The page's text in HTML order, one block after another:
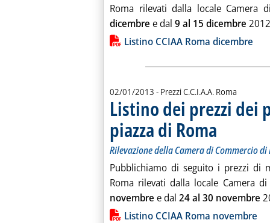
Roma rilevati dalla locale Camera
dicembre e dal 9 al 15 dicembre
Lista allegati PDF alla notizia
Listino CCIAA Roma dicembre
02/01/2013 - Prezzi C.C.I.A.A. Roma
Listino dei prezzi
piazza di Roma . Sottotitolo:
. Pubblicata
Rilevazione della Camera di Commercio di
Pubblichiamo di seguito i prezzi di
Roma rilevati dalla locale Camera
novembre e dal 24 al 30 novembre
Lista allegati PDF alla notizia
Listino CCIAA Roma novembre